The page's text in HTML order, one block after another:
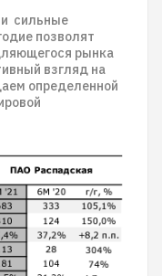
сильные
позволят
рынка
взгляд на
определенной